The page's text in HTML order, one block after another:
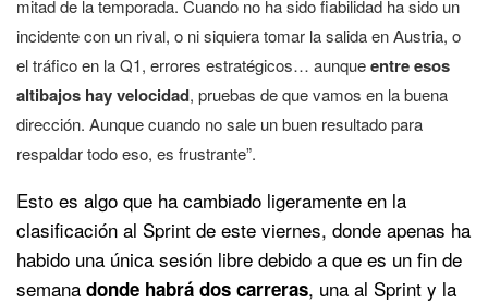
mitad de la temporada. Cuando no ha sido fiabilidad ha sido un
incidente con un rival, o ni siquiera tomar la salida en Austria, o
el tráfico en la Q1, errores estratégicos… aunqueentre esos
altibajos hay velocidad, pruebas de que vamos en la buena
dirección. Aunque cuando no sale un buen resultado para
respaldar todo eso, es frustrante”.
Esto es algo que ha cambiado ligeramente en la
clasificación al Sprint de este viernes, donde apenas ha
habido una única sesión libre debido a que es un fin de
semana donde habrá dos carreras, una al Sprint y la